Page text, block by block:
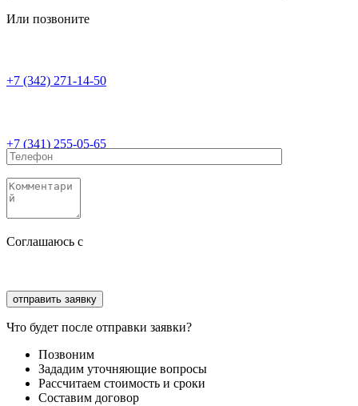
Или позвоните
+7 (342) 271-14-50
+7 (341) 255-05-65
Соглашаюсь с
Что будет после отправки заявки?
Позвоним
Зададим уточняющие вопросы
Рассчитаем стоимость и сроки
Составим договор